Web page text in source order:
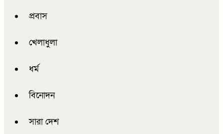
প্রবাস
খেলাধুলা
ধর্ম
বিনোদন
সারা দেশ